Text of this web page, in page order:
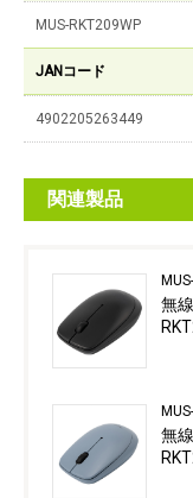
MUS-RKT209WP
JANコード
4902205263449
関連製品
無
無